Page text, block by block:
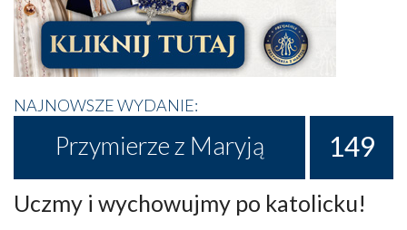
NAJNOWSZE WYDANIE:
Przymierze z Maryją 149
Uczmy i wychowujmy po katolicku!